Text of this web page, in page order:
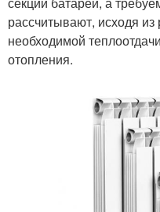
рассчитывают, исходя
необходимой
отопления.